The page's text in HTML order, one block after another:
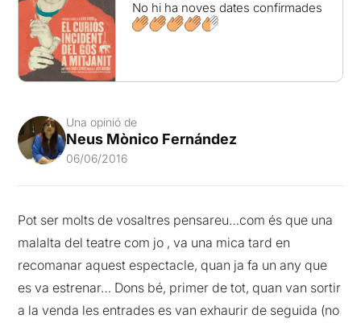
No hi ha noves dates confirmades
Una opinió de
Neus Mònico Fernández
06/06/2016
Pot ser molts de vosaltres pensareu…com és que una
malalta del teatre com jo , va una mica tard en
recomanar aquest espectacle, quan ja fa un any que
es va estrenar… Dons bé, primer de tot, quan van sortir
a la venda les entrades es van exhaurir de seguida (no